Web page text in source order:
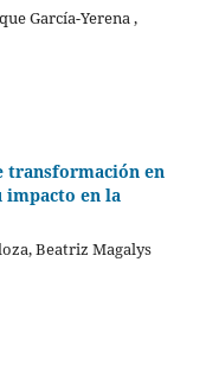
García-Yerena ,
transformación en
impacto en la
Beatriz Magalys